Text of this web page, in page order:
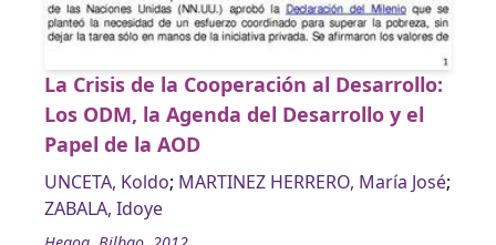
La Crisis de la Cooperación al Desarrollo:
Los ODM, la Agenda del Desarrollo y el
Papel de la AOD
UNCETA, Koldo; MARTINEZ HERRERO, María José;
ZABALA, Idoye